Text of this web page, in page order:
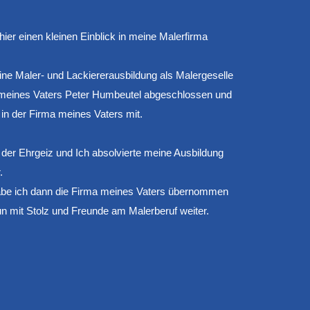
einen kleinen Einblick in meine Malerfirma
Maler- und Lackiererausbildung als Malergeselle
Vaters Peter Humbeutel abgeschlossen und
der Firma meines Vaters mit.
Ehrgeiz und Ich absolvierte meine Ausbildung
ich dann die Firma meines Vaters übernommen
mit Stolz und Freunde am Malerberuf weiter.